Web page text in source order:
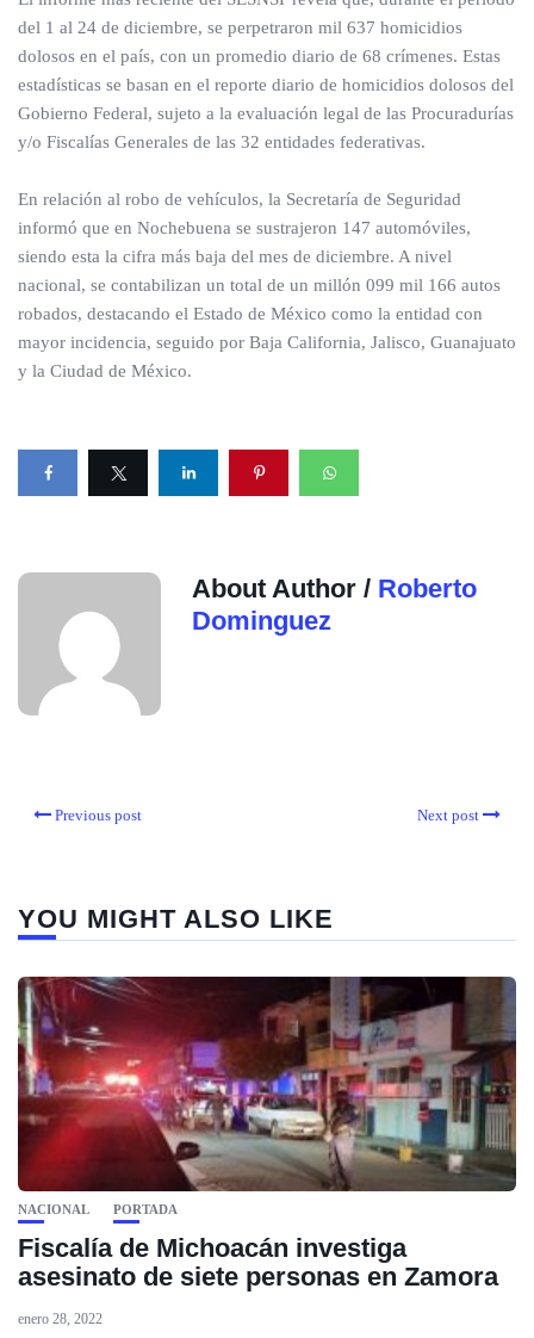
del 1 al 24 de diciembre, se perpetraron mil 637 homicidios
dolosos en el país, con un promedio diario de 68 crímenes. Estas
estadísticas se basan en el reporte diario de homicidios dolosos del
Gobierno Federal, sujeto a la evaluación legal de las Procuradurías
y/o Fiscalías Generales de las 32 entidades federativas.
En relación al robo de vehículos, la Secretaría de Seguridad
informó que en Nochebuena se sustrajeron 147 automóviles,
siendo esta la cifra más baja del mes de diciembre. A nivel
nacional, se contabilizan un total de un millón 099 mil 166 autos
robados, destacando el Estado de México como la entidad con
mayor incidencia, seguido por Baja California, Jalisco, Guanajuato
y la Ciudad de México.
About Author / Roberto
Dominguez
Previous post Next post
YOU MIGHT ALSO LIKE
NACIONAL PORTADA
Fiscalía de Michoacán investiga
asesinato de siete personas en Zamora
enero 28, 2022